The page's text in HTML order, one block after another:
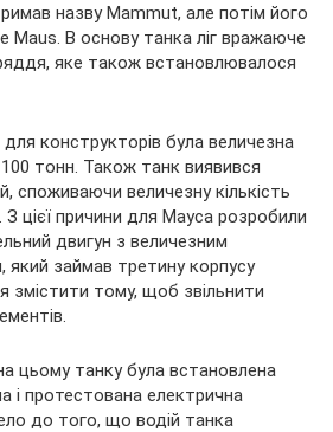
назву Mammut, але потім його
Maus. В основу танка ліг вражаюче
яке також встановлювалося
конструкторів була величезна
тонн. Також танк виявився
споживаючи величезну кількість
цієї причини для Мауса розробили
двигун з величезним
який займав третину корпусу
змістити тому, щоб звільнити
цьому танку була встановлена
і протестована електрична
до того, що водій танка